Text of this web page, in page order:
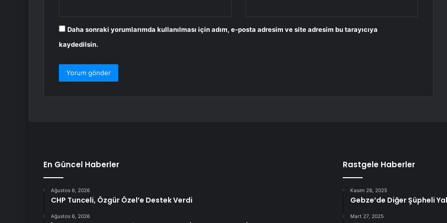
Daha sonraki yorumlarımda kullanılması için adım, e-posta adresim ve site adresim bu tarayıcıya
kaydedilsin.
En Güncel Haberler
Ağustos 6, 2026
CHP Tunceli, Özgür Özel’e Destek Verdi
Ağustos 6, 2026
Rastgele Haberler
Kasım 26, 2025
Gebze’de Diğer Şüpheli
Mart 27, 2025